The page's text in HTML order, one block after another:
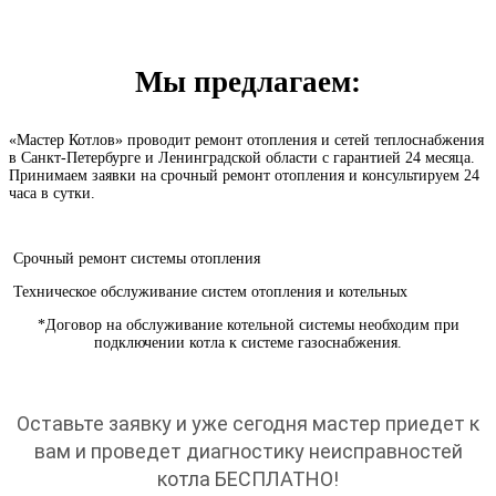
Мы предлагаем:
«Мастер Котлов» проводит ремонт отопления и сетей теплоснабжения
в Санкт-Петербурге и Ленинградской области с гарантией 24 месяца.
Принимаем заявки на срочный ремонт отопления и консультируем 24
часа в сутки.
Срочный ремонт системы отопления
Техническое обслуживание систем отопления и котельных
*Договор на обслуживание котельной системы необходим при
подключении котла к системе газоснабжения.
Оставьте заявку и уже сегодня мастер приедет к
вам и проведет диагностику неисправностей
котла БЕСПЛАТНО!